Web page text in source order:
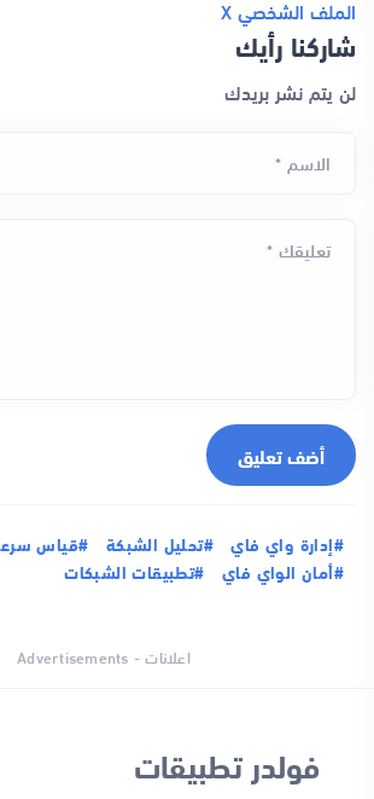
الملف الشخصي X
شاركنا رأيك
لن يتم نشر بريدك
الاسم *
تعليقك *
أضف تعليق
#إدارة واي فاي #تحليل الشبكة
#قياس
#أمان الواي فاي
#تطبيقات الشبكات
اعلانات - Advertisements
فولدر تطبيقات